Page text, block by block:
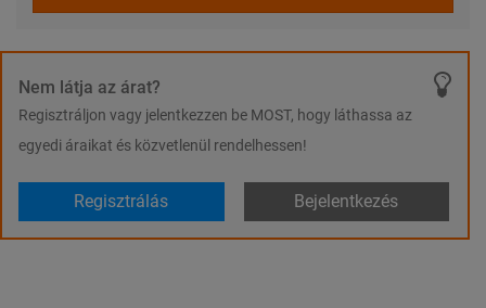
Nem látja az árat?
Regisztráljon vagy jelentkezzen be MOST, hogy láthassa az
egyedi áraikat és közvetlenül rendelhessen!
Regisztrálás Bejelentkezés